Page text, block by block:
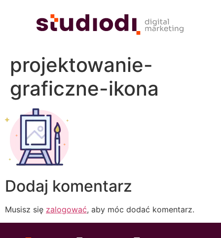
projektowanie-
graficzne-ikona
Dodaj komentarz
Musisz się zalogować, aby móc dodać komentarz.